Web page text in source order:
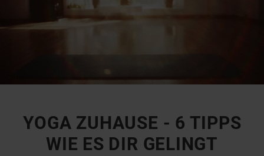
YOGA ZUHAUSE - 6 TIPPS
WIE ES DIR GELINGT